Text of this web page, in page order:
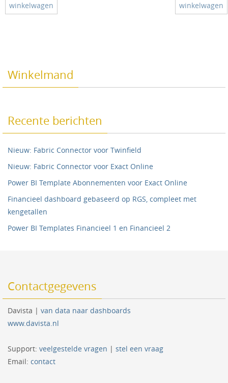
winkelwagen
winkelwagen
Winkelmand
Recente berichten
Nieuw: Fabric Connector voor Twinfield
Nieuw: Fabric Connector voor Exact Online
Power BI Template Abonnementen voor Exact Online
Financieel dashboard gebaseerd op RGS, compleet met
kengetallen
Power BI Templates Financieel 1 en Financieel 2
Contactgegevens
Davista | van data naar dashboards
www.davista.nl
Support: veelgestelde vragen | stel een vraag
Email: contact